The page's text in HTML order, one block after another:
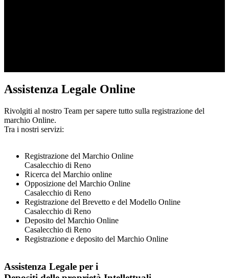
Assistenza Legale Online
Rivolgiti al nostro Team per sapere tutto sulla registrazione del
marchio Online.
Tra i nostri servizi:
Registrazione del Marchio Online
Casalecchio di Reno
Ricerca del Marchio online
Opposizione del Marchio Online
Casalecchio di Reno
Registrazione del Brevetto e del Modello Online
Casalecchio di Reno
Deposito del Marchio Online
Casalecchio di Reno
Registrazione e deposito del Marchio Online
Assistenza Legale per i